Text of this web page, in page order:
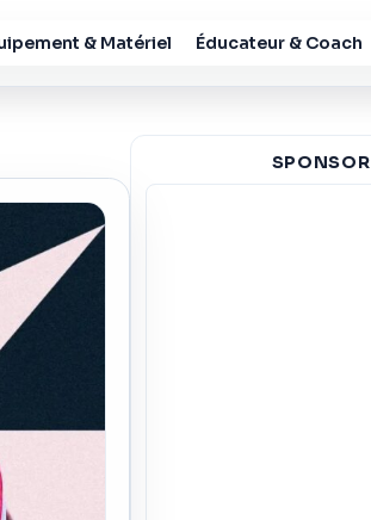
& Matériel Éducateur & Coach
SPONSOR